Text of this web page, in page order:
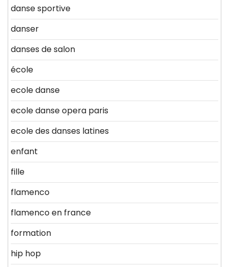
danse sportive
danser
danses de salon
école
ecole danse
ecole danse opera paris
ecole des danses latines
enfant
fille
flamenco
flamenco en france
formation
hip hop